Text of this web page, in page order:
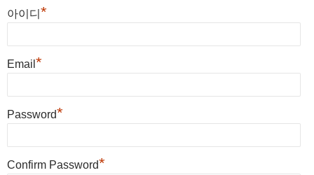
아이디 *
Email *
Password*
Confirm Password*